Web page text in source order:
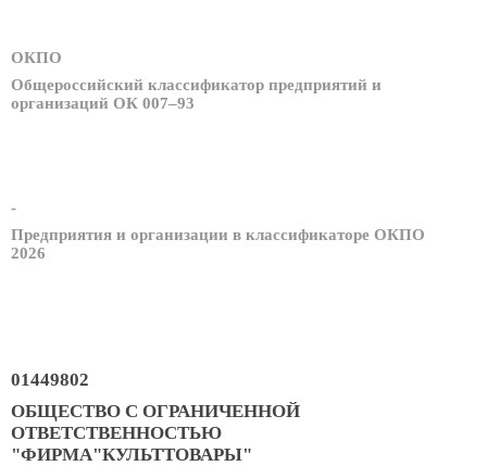
ОКПО
Общероссийский классификатор предприятий и
организаций ОК 007–93
-
Предприятия и организации в классификаторе ОКПО
2026
01449802
ОБЩЕСТВО С ОГРАНИЧЕННОЙ
ОТВЕТСТВЕННОСТЬЮ
"ФИРМА"КУЛЬТТОВАРЫ"